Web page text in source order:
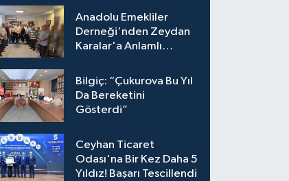
Anadolu Emekliler
Derneği'nden Zeydan
Karalar'a Anlamlı
Bilgiç: “Çukurova Bu Yıl
Da Bereketini
Gösterdi”
Ceyhan Ticaret
Odası'na Bir Kez Daha 5
Yıldız! Başarı Tescillendi